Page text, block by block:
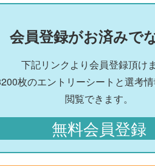
会員登録がお済みで
下記リンクより会員登録頂けま
枚のエントリーシートと選考
閲覧できます。
無料会員登録